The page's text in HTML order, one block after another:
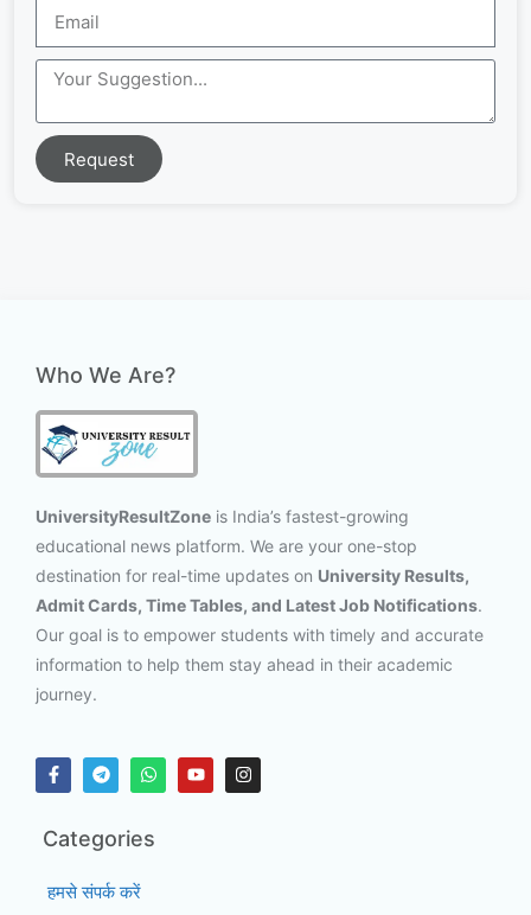
Request
Who We Are?
UniversityResultZone is India’s fastest-growing
educational news platform. We are your one-stop
destination for real-time updates on University Results,
Admit Cards, Time Tables, and Latest Job Notifications.
Our goal is to empower students with timely and accurate
information to help them stay ahead in their academic
journey.
Categories
हमसे संपर्क करें